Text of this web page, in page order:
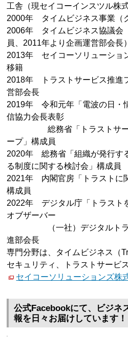
工舎（現セイコーインスツル株
2000年 タイムビジネス事業（
2006年 タイムビジネス協議会
員、2011年より企画運営部会長）
2013年 セイコーソリューショ
移籍
2018年 トラストサービス推進
営部会長
2019年 令和元年「電波の日・
信協力会長表彰
総務省「トラストサービ
ープ」構成員
2020年 総務省「組織が発行す
る制度に関する検討会」構成員
2021年 内閣官房「トラストに
構成員
2022年 デジタル庁「トラスト
オブザーバー
（一社）デジタルトラス
進部会長
専門分野は、タイムビジネス（
セキュリティ、トラストサービス
セイコーソリューションズ株
公式Facebookにて、ビジネ
報を日々お届けしています！